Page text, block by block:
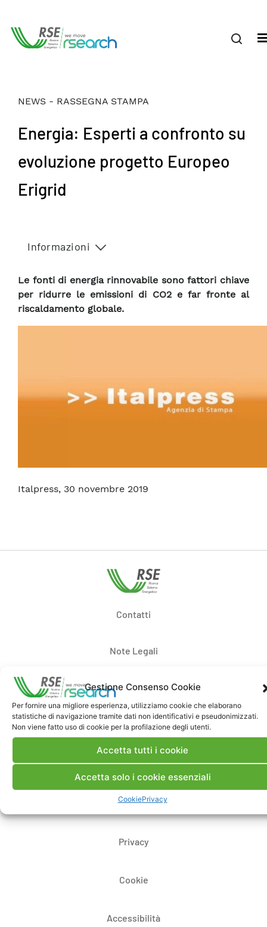
Gestione Consenso Cookie
Per fornire una migliore esperienza, utilizziamo cookie che elaborano
statistiche di navigazione tramite dati non identificativi e pseudonimizzati.
Non viene fatto uso di cookie per la profilazione degli utenti.
Accetta tutti i cookie
Accetta solo i cookie essenziali
CookiePrivacy
NEWS - RASSEGNA STAMPA
Energia: Esperti a confronto su
evoluzione progetto Europeo
Erigrid
Informazioni
Le fonti di energia rinnovabile sono fattori chiave
per ridurre le emissioni di CO2 e far fronte al
riscaldamento globale.
Italpress, 30 novembre 2019
Contatti
Note Legali
Dove siamo
Bandi di gara e contratti
Whistleblowing
Certificazioni
Privacy
Cookie
Accessibilità